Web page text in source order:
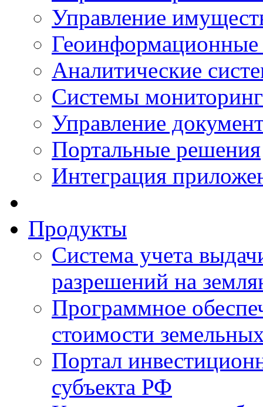
Управление
Аналитические
Системы
Управление
Портальные решения
Интеграция
Продукты
Система учета
разрешений на
Программное
стоимости
Портал
субъекта РФ